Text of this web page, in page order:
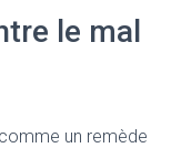
le mal
un remède